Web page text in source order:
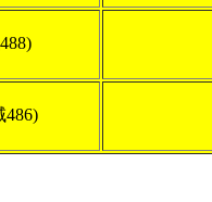
486)